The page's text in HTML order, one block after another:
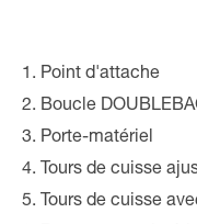
Point d'attache
Boucle
Porte-matériel
Tours de cuisse
Tours de cuisse